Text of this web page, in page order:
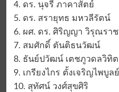
4. ดร. นุจรี ภาคาสัตย์
5. ดร. สรายุทธ มหวลีรัตน์
6. ผศ. ดร. ศิริญญา วิรุณราช
7. สมศักดิ์ ตันติธนวัฒน์
8. ธันย์ปวัฒน์ เตชภูวดลวิทิต
9. เกรียงไกร ตั้งเจริญไพบูลย์
10. สุทัศน์ วงศ์สุขศิริ